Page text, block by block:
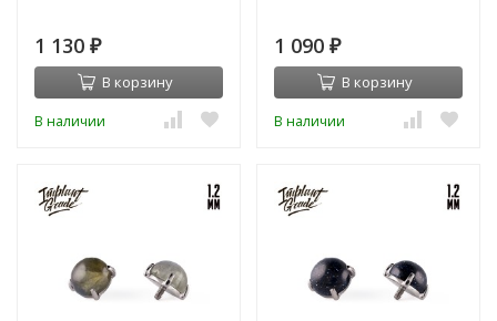
1 130 ₽
В корзину
В наличии
1 090 ₽
В корзину
В наличии